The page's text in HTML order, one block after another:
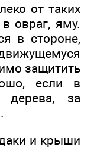
от таких
овраг, яму.
в стороне,
защитить
если в
дерева, за
и крыши